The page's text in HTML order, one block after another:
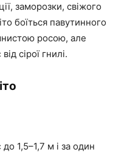
заморозки, свіжого
боїться павутинного
росою, але
сірої гнилі.
1,5–1,7 м і за один